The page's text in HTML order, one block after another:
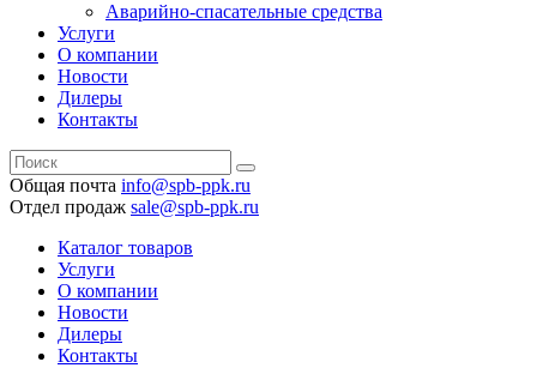
Аварийно-спасательные средства
Услуги
О компании
Новости
Дилеры
Контакты
Общая почта info@spb-ppk.ru
Отдел продаж sale@spb-ppk.ru
Каталог товаров
Услуги
О компании
Новости
Дилеры
Контакты